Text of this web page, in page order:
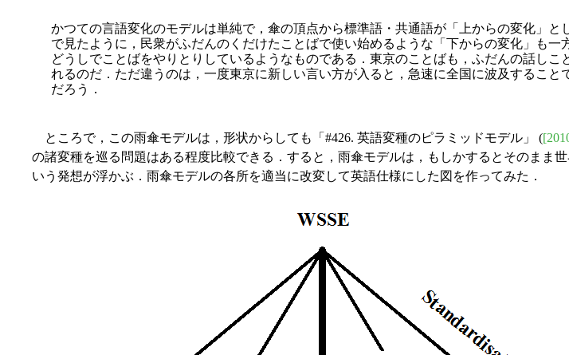
かつての言語変化のモデルは単純で，傘の頂点から標準語・共通語が「上からの変化」
で見たように，民衆がふだんのくだけたことばで使い始めるような「下からの変化」も
どうしでことばをやりとりしているようなものである．東京のことばも，ふだんの話し
れるのだ．ただ違うのは，一度東京に新しい言い方が入ると，急速に全国に波及するこ
だろう．
ところで，この雨傘モデルは，形状からしても「#426. 英語変種のピラミッドモデル」 (
の諸変種を巡る問題はある程度比較できる．すると，雨傘モデルは，もしかするとそのまま
いう発想が浮かぶ．雨傘モデルの各所を適当に改変して英語仕様にした図を作ってみた．